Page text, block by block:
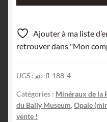
(Opale),
Schlaggenwald,
Böhmen,
Tchèque.
Ajouter à ma liste
retrouver dans "Mon
UGS : go-fl-188-4
Catégories : Minéraux de la
du Bally Museum, Opale
vente !